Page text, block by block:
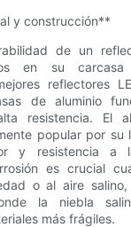
y construcción**
de un
en su carcasa
reflectores
de aluminio
resistencia. El
popular por su
y resistencia a
es crucial
o al aire salino,
la niebla
más frágiles.